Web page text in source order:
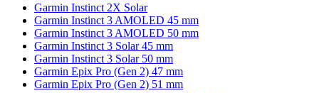
Garmin Instinct 2X Solar
Garmin Instinct 3 AMOLED 45 mm
Garmin Instinct 3 AMOLED 50 mm
Garmin Instinct 3 Solar 45 mm
Garmin Instinct 3 Solar 50 mm
Garmin Epix Pro (Gen 2) 47 mm
Garmin Epix Pro (Gen 2) 51 mm